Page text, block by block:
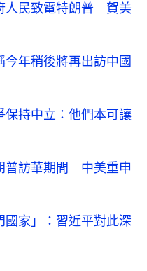
人民致電特朗普 賀美
年稍後將再出訪中國
保持中立：他們本可讓
普訪華期間 中美重申
家」：習近平對此深